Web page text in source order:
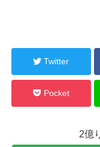
Twitter
Pocket
2億